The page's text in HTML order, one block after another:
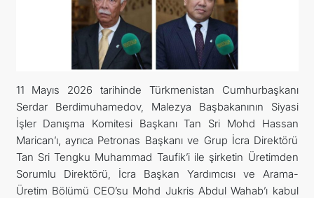
KONSOLOSLUK IŞLEMLERI
DB
İLETIŞIM
11 Mayıs 2026 tarihinde Türkmenistan Cumhurbaşkanı
Serdar Berdimuhamedov, Malezya Başbakanının Siyasi
İşler Danışma Komitesi Başkanı Tan Sri Mohd Hassan
Marican’ı, ayrıca Petronas Başkanı ve Grup İcra Direktörü
Tan Sri Tengku Muhammad Taufik’i ile şirketin Üretimden
Sorumlu Direktörü, İcra Başkan Yardımcısı ve Arama-
Üretim Bölümü CEO’su Mohd Jukris Abdul Wahab’ı kabul